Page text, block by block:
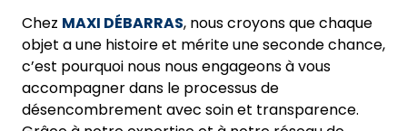
Chez MAXI DÉBARRAS, nous croyons que chaque
objet a une histoire et mérite une seconde chance,
c’est pourquoi nous nous engageons à vous
accompagner dans le processus de
désencombrement avec soin et transparence.